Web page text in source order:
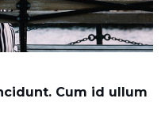
Cum id ullum